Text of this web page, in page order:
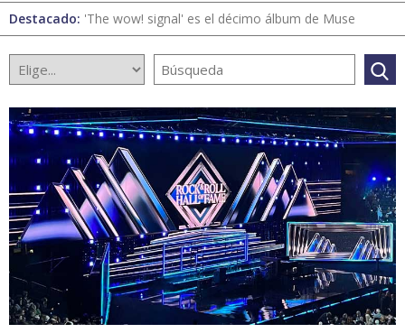
Destacado: 'The wow! signal' es el décimo álbum de Muse